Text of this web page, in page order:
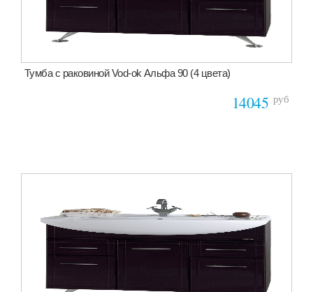
Тумба с раковиной Vod-ok Альфа 90 (4 цвета)
14045 руб